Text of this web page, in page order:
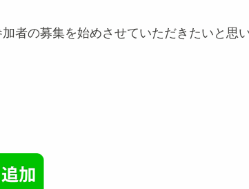
者の募集を始めさせていただきたいと思い